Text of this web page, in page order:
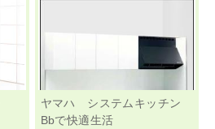
ヤマハ システムキッチン
Bbで快適生活